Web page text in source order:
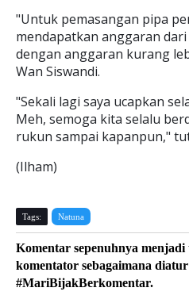
"Untuk pemasangan pipa
mendapatkan anggaran
dengan anggaran kurang
Wan Siswandi.
"Sekali lagi saya ucapkan
Meh, semoga kita selalu
rukun sampai kapanpun,"
(Ilham)
Tags: Natuna
Komentar sepenuhnya
komentator sebagaimana
#MariBijakBerkomentar.